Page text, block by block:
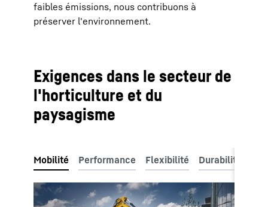
faibles émissions, nous contribuons à
préserver l'environnement.
Exigences dans le secteur de
l'horticulture et du
paysagisme